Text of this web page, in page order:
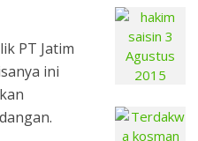
PT Jatim
ini